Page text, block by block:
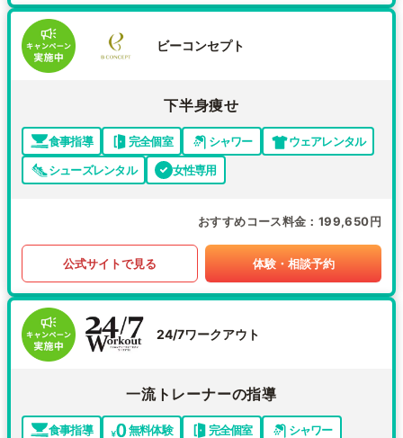
ビーコンセプト
下半身痩せ
食事指導 完全個室 シャワー
ウェアレンタル
シューズレンタル
女性専用
おすすめコース料金 199,650円
公式サイトで見る 体験・相談予約
24/7ワークアウト
一流トレーナーの指導
食事指導 無料体験 完全個室
シャワー